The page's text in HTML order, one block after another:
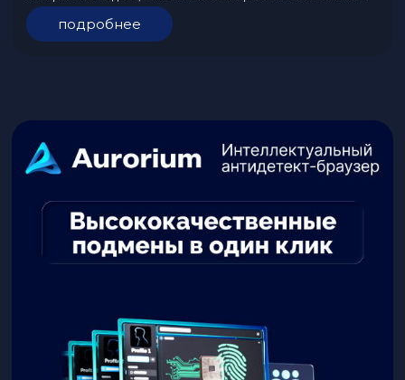
ретаргетинга и реактивации пользователей, работой с
аудиториями, аналитикой и трекингом. Кандидат должен
подробнее